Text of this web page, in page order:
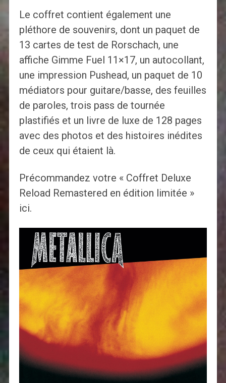
Le coffret contient également une
pléthore de souvenirs, dont un paquet de
13 cartes de test de Rorschach, une
affiche Gimme Fuel 11×17, un autocollant,
une impression Pushead, un paquet de 10
médiators pour guitare/basse, des feuilles
de paroles, trois pass de tournée
plastifiés et un livre de luxe de 128 pages
avec des photos et des histoires inédites
de ceux qui étaient là.
Précommandez votre « Coffret Deluxe
Reload Remastered en édition limitée »
ici.